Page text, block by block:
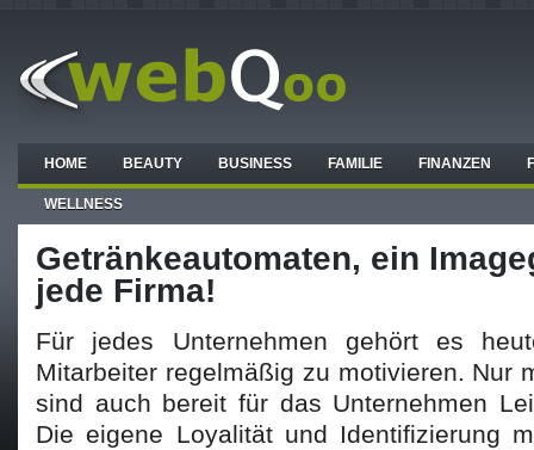
HOME BEAUTY BUSINESS FAMILIE FINANZEN
WELLNESS
Getränkeautomaten, ein
jede Firma!
Für jedes Unternehmen gehört es
Mitarbeiter regelmäßig zu motivieren. Nur
sind auch bereit für das Unternehmen
Die eigene Loyalität und Identifizierung